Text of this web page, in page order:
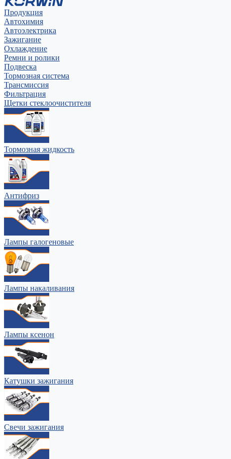
Продукция
Автохимия
Автоэлектрика
Зажигание
Охлаждение
Ремни и ролики
Подвеска
Тормозная система
Трансмиссия
Фильтрация
Щетки стеклоочистителя
Тормозная жидкость
Антифриз
Лампы галогеновые
Лампы накаливания
Лампы ксенон
Катушки зажигания
Свечи зажигания